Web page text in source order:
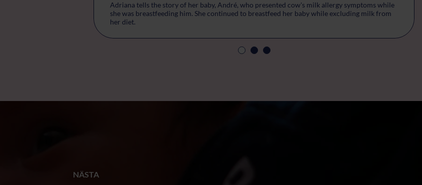
Adriana tells the story of her baby, André, who presented cow's milk allergy symptoms while
she was breastfeeding him. She continued to breastfeed her baby while excluding milk from
her diet.
NÄSTA